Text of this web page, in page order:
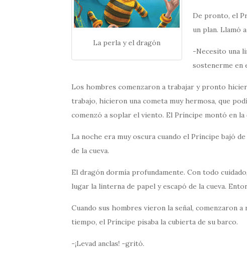
La perla y el dragón
De pronto, el
un plan. Llamó
-Necesito una
sostenerme en
Los hombres comenzaron a trabajar y pronto
trabajo, hicieron una cometa muy hermosa, que
comenzó a soplar el viento. El Príncipe montó en
La noche era muy oscura cuando el Príncipe bajó
de la cueva.
El dragón dormía profundamente. Con todo
lugar la linterna de papel y escapó de la cueva.
Cuando sus hombres vieron la señal, comenzaron
tiempo, el Príncipe pisaba la cubierta de su barco.
-¡Levad anclas! -gritó.